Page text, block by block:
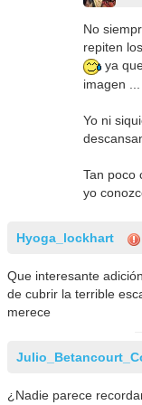
No
repiten
ya
imagen ...
Yo ni
Tan poco
yo
Hyoga_lockhart
Que interesante
de cubrir la terrible
merece
¿Nadie parece